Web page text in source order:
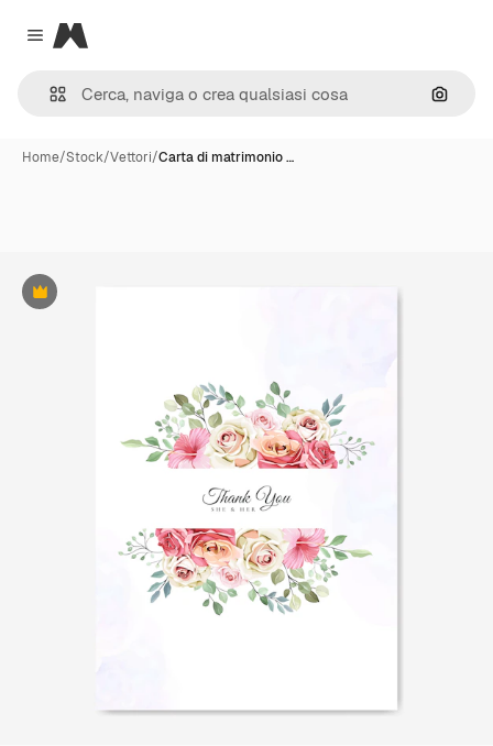
Close menu
Magnific
Cerca
Home/Stock/Vettori/Carta di matrimonio …
Premium